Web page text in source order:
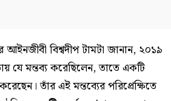
বিশ্বদীপ টামটা জানান, ২০১৯
যে মন্তব্য করেছিলেন, তাতে একটি
তাঁর এই মন্তব্যের পরিপ্রেক্ষিতে